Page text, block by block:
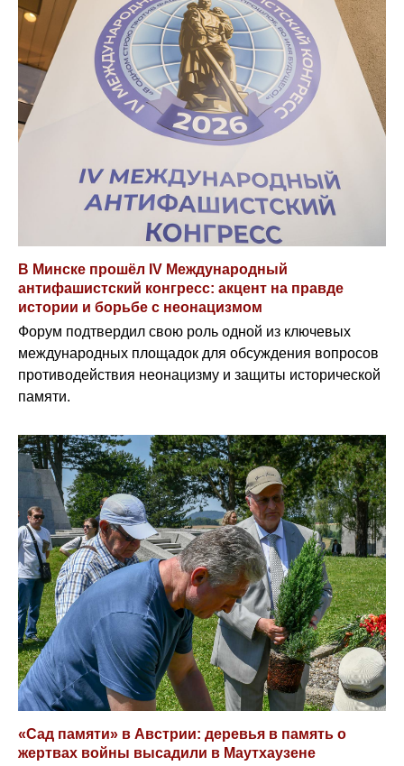
В Минске прошёл IV Международный
антифашистский конгресс: акцент на правде
истории и борьбе с неонацизмом
Форум подтвердил свою роль одной из ключевых
международных площадок для обсуждения вопросов
противодействия неонацизму и защиты исторической
памяти.
«Сад памяти» в Австрии: деревья в память о
жертвах войны высадили в Маутхаузене